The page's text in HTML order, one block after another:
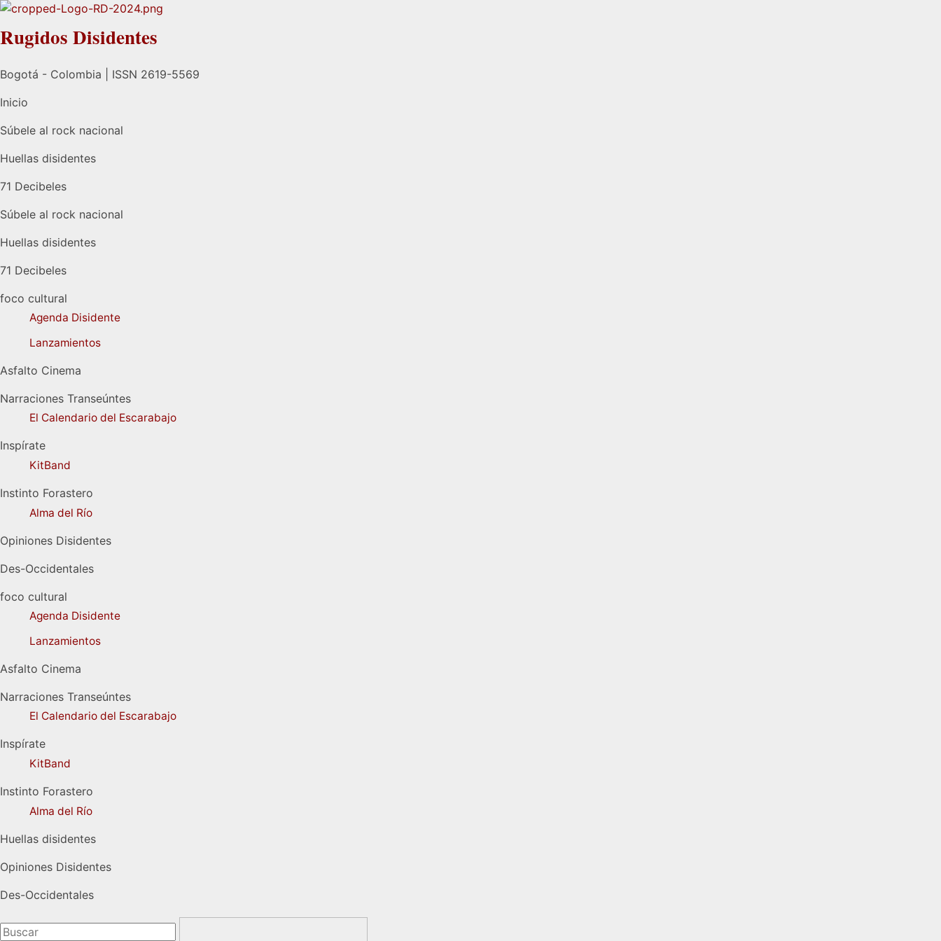
Rugidos Disidentes
Bogotá - Colombia | ISSN 2619-5569
Inicio
Súbele al rock nacional
Huellas disidentes
71 Decibeles
Súbele al rock nacional
Huellas disidentes
71 Decibeles
foco cultural
Agenda Disidente
Lanzamientos
Asfalto Cinema
Narraciones Transeúntes
El Calendario del Escarabajo
Inspírate
KitBand
Instinto Forastero
Alma del Río
Opiniones Disidentes
Des-Occidentales
foco cultural
Agenda Disidente
Lanzamientos
Asfalto Cinema
Narraciones Transeúntes
El Calendario del Escarabajo
Inspírate
KitBand
Instinto Forastero
Alma del Río
Huellas disidentes
Opiniones Disidentes
Des-Occidentales